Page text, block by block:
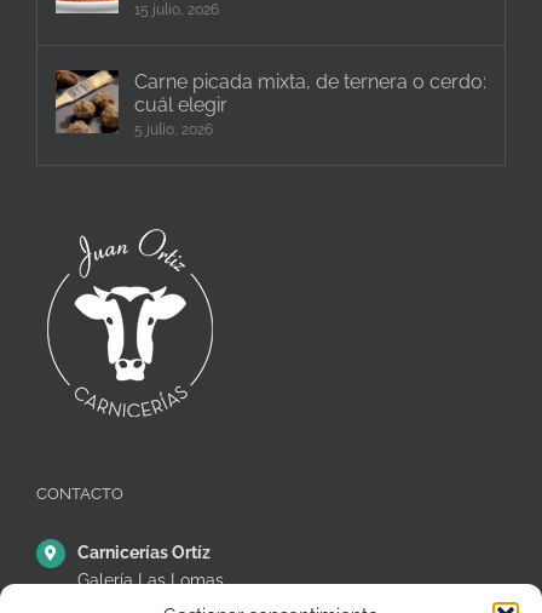
15 julio, 2026
Carne picada mixta, de ternera o cerdo:
cuál elegir
5 julio, 2026
CONTACTO
Carnicerías Ortíz
Galería Las Lomas
Puestos 14,15 y 16